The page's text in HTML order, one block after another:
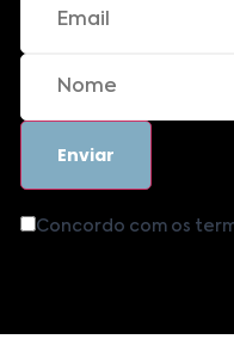
Concordo com os